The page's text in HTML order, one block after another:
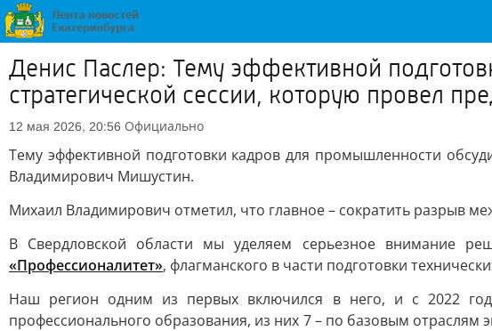
Денис Паслер: Тему эффективной
стратегической сессии, которую провел
12 мая 2026, 20:56 Официально
Тему эффективной подготовки кадров для промышленности
Владимирович Мишустин.
Михаил Владимирович отметил, что главное – сократить
В Свердловской области мы уделяем серьезное внимание
«Профессионалитет», флагманского в части подготовки
Наш регион одним из первых включился в него, и с 2022
профессионального образования, из них 7 – по базовым